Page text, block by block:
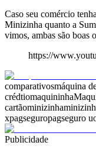
Caso seu comércio
Minizinha quanto a
vimos, ambas são boas
https://
comparativosmáquina
crédtiomaquininha
cartãominizinha
xpagseguropagseguro
Publicidade